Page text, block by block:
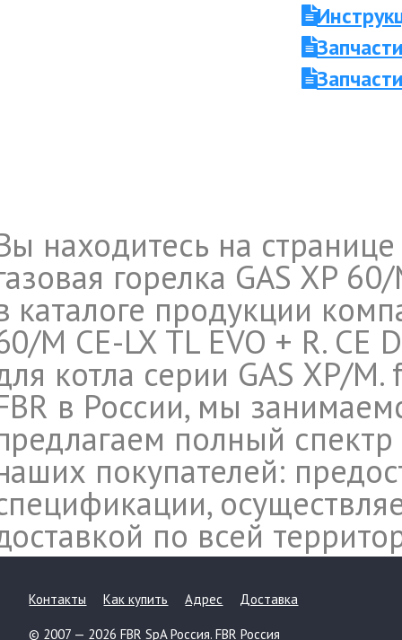
находитесь на
горелка GAS XP
каталоге продукции
M CE-LX TL EVO + R. CE
котла серии GAS XP/
в России, мы
полный
покупателей:
по всей
Контакты Как купить Адрес Доставка
© 2007 — 2026 FBR SpA Россия. FBR Россия